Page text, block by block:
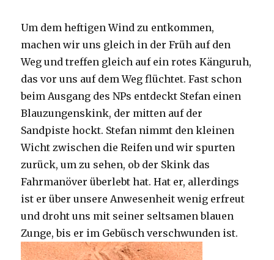
Um dem heftigen Wind zu entkommen,
machen wir uns gleich in der Früh auf den
Weg und treffen gleich auf ein rotes Känguruh,
das vor uns auf dem Weg flüchtet. Fast schon
beim Ausgang des NPs entdeckt Stefan einen
Blauzungenskink, der mitten auf der
Sandpiste hockt. Stefan nimmt den kleinen
Wicht zwischen die Reifen und wir spurten
zurück, um zu sehen, ob der Skink das
Fahrmanöver überlebt hat. Hat er, allerdings
ist er über unsere Anwesenheit wenig erfreut
und droht uns mit seiner seltsamen blauen
Zunge, bis er im Gebüsch verschwunden ist.